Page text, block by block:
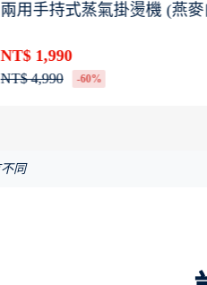
兩用手持式蒸氣掛燙機 (燕麥
NT$ 1,990
NT$ 4,990 -60%
同